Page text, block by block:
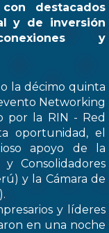
destacados
y de inversión
y
la décimo quinta
Networking
por la RIN - Red
oportunidad, el
apoyo de la
Consolidadores
y la Cámara de
y líderes
en una noche